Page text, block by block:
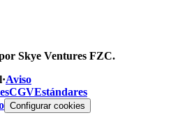
Skye Ventures FZC.
·Aviso
CGVEstándares
Configurar cookies